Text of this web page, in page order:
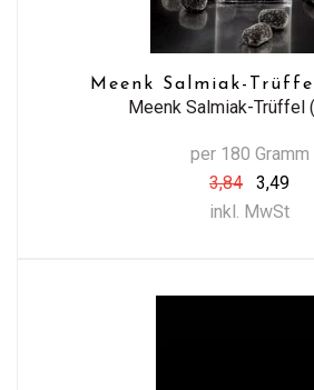
Meenk Salmiak-
Meenk Salmiak-Trüffel
per 180 Gramm
3,84
3,49
inkl. MwSt